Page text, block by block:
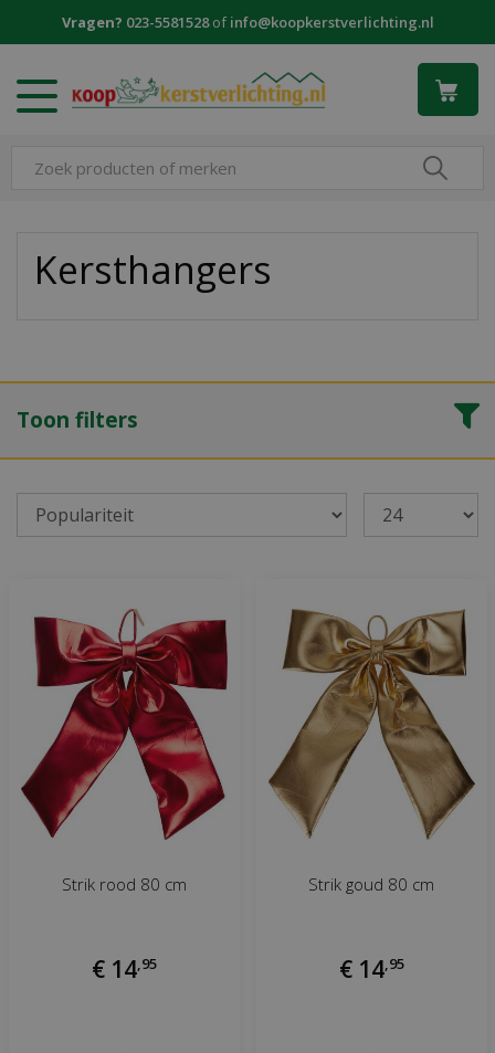
Vragen? 023-5581528ofinfo@koopkerstverlichting.nl
Kersthangers
Toon filters
Strik rood 80 cm
€ 14 95
Strik goud 80 cm
€ 14 95